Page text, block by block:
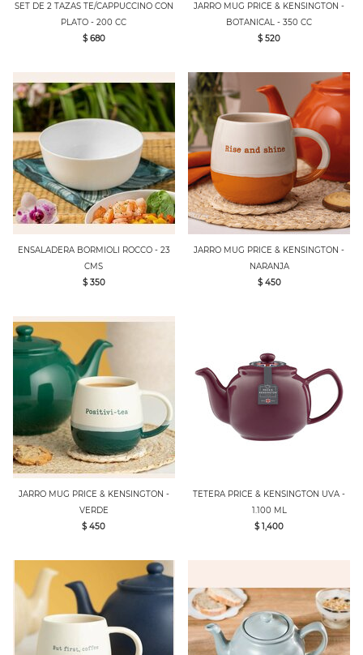
SET DE 2 TAZAS TE/CAPPUCCINO CON
PLATO - 200 CC
$ 680
JARRO MUG PRICE & KENSINGTON -
BOTANICAL - 350 CC
$ 520
ENSALADERA BORMIOLI ROCCO - 23
CMS
$ 350
JARRO MUG PRICE & KENSINGTON -
NARANJA
$ 450
JARRO MUG PRICE & KENSINGTON -
VERDE
$ 450
TETERA PRICE & KENSINGTON UVA -
1.100 ML
$ 1,400